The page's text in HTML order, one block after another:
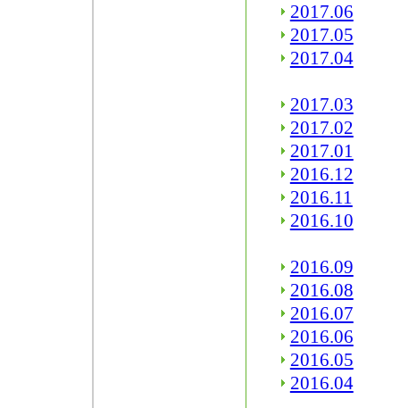
2017.06
2017.05
2017.04
2017.03
2017.02
2017.01
2016.12
2016.11
2016.10
2016.09
2016.08
2016.07
2016.06
2016.05
2016.04